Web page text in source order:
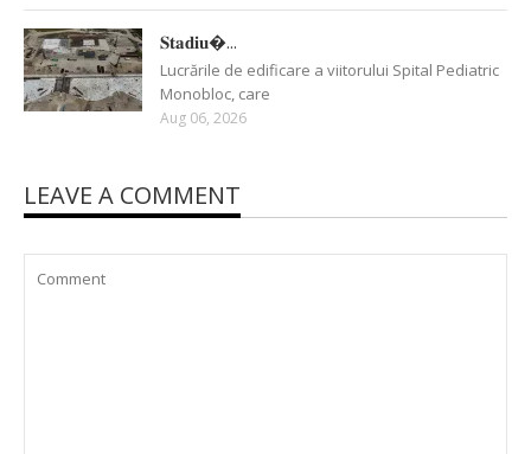
𝐒𝐭𝐚𝐝𝐢𝐮�...
Lucrările de edificare a viitorului Spital Pediatric
Monobloc, care
Aug 06, 2026
LEAVE A COMMENT